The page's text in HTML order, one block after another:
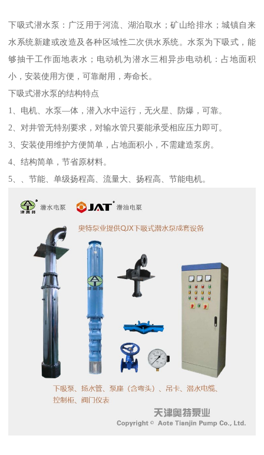
下吸式潜水泵：广泛用于河流、湖泊取水；矿山给排水；城镇自来
水系统新建或改造及各种区域性二次供水系统。水泵为下吸式，能
够抽干工作面地表水；电动机为潜水三相异步电动机：占地面积
小，安装使用方便，可靠耐用，寿命长。
下吸式潜水泵的结构特点
1、电机、水泵—体，潜入水中运行，无火星、防爆，可靠。
2、对井管无特别要求，对输水管只要能承受相应压力即可。
3、安装使用维护方便简单，占地面积小，不需建造泵房。
4、结构简单，节省原材料。
5、、节能、单级扬程高、流量大、扬程高、节能电机。